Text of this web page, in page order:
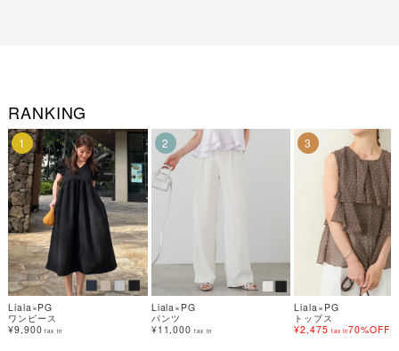
RANKING
1
Liala×PG
ワンピース
¥9,900 tax in
2
Liala×PG
パンツ
¥11,000 tax in
3
Liala×PG
トップス
¥2,475 tax in70%OFF